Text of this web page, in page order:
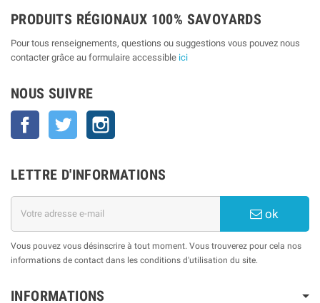
PRODUITS RÉGIONAUX 100% SAVOYARDS
Pour tous renseignements, questions ou suggestions vous pouvez nous
contacter grâce au formulaire accessible ici
NOUS SUIVRE
Facebook Twitter
LETTRE D'INFORMATIONS
ok
Vous pouvez vous désinscrire à tout moment. Vous trouverez pour cela nos
informations de contact dans les conditions d'utilisation du site.
INFORMATIONS